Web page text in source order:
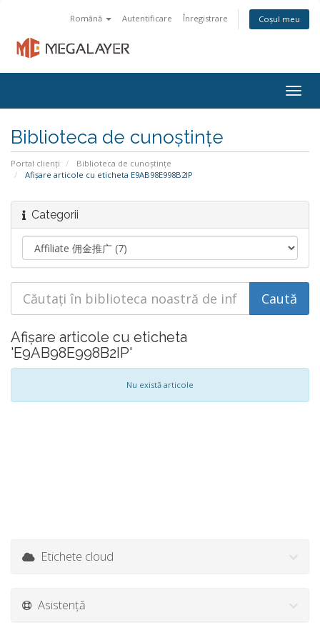
Română Autentificare Înregistrare Coșul meu
Biblioteca de cunoștințe
Portal clienți
Biblioteca de cunoștințe
Afișare articole cu eticheta E9AB98E998B2IP
Categorii
Afișare articole cu eticheta
'E9AB98E998B2IP'
Nu există articole
Etichete cloud
Asistență